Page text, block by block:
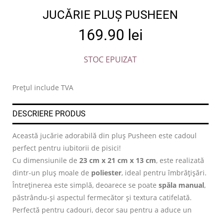
JUCĂRIE PLUȘ PUSHEEN
169.90 lei
STOC EPUIZAT
Prețul include TVA
DESCRIERE PRODUS
Această jucărie adorabilă din pluș Pusheen este cadoul
perfect pentru iubitorii de pisici!
Cu dimensiunile de 23 cm x 21 cm x 13 cm, este realizată
dintr-un pluș moale de poliester, ideal pentru îmbrățișări.
Întreținerea este simplă, deoarece se poate spăla manual,
păstrându-și aspectul fermecător și textura catifelată.
Perfectă pentru cadouri, decor sau pentru a aduce un